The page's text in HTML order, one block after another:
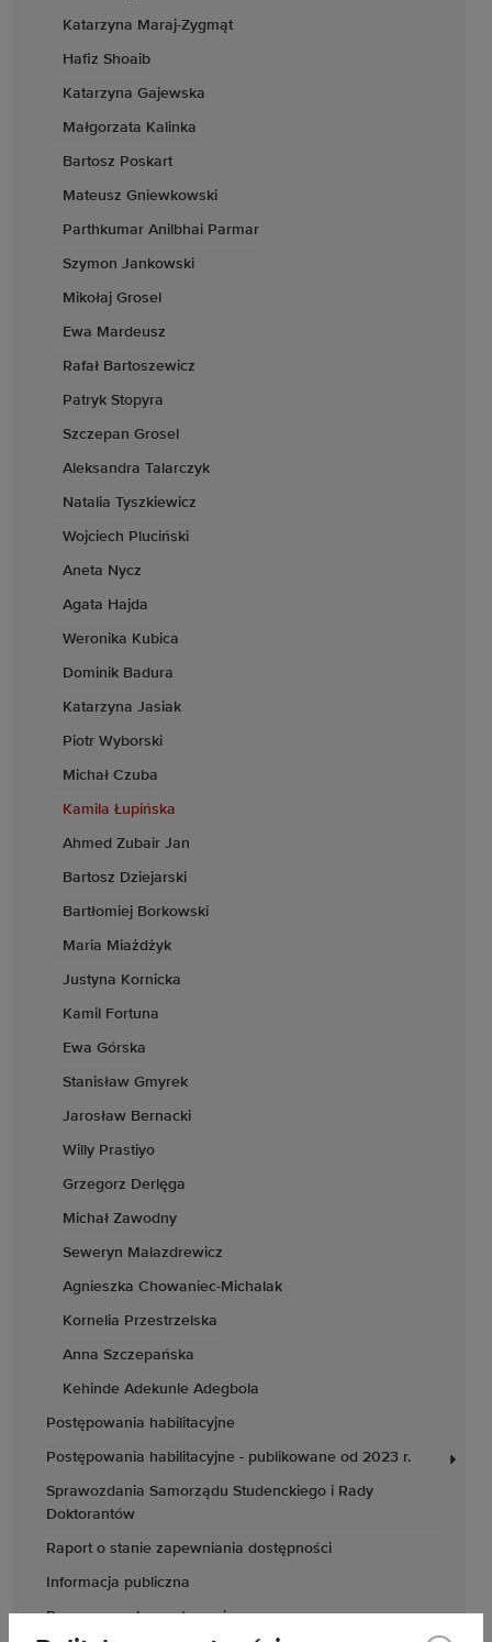
Katarzyna Maraj-Zygmąt
Hafiz Shoaib
Katarzyna Gajewska
Małgorzata Kalinka
Bartosz Poskart
Mateusz Gniewkowski
Parthkumar Anilbhai Parmar
Szymon Jankowski
Mikołaj Grosel
Ewa Mardeusz
Rafał Bartoszewicz
Patryk Stopyra
Szczepan Grosel
Aleksandra Talarczyk
Natalia Tyszkiewicz
Wojciech Pluciński
Aneta Nycz
Agata Hajda
Weronika Kubica
Dominik Badura
Katarzyna Jasiak
Piotr Wyborski
Michał Czuba
Kamila Łupińska
Ahmed Zubair Jan
Bartosz Dziejarski
Bartłomiej Borkowski
Maria Miażdżyk
Justyna Kornicka
Kamil Fortuna
Ewa Górska
Stanisław Gmyrek
Jarosław Bernacki
Willy Prastiyo
Grzegorz Derlęga
Michał Zawodny
Seweryn Malazdrewicz
Agnieszka Chowaniec-Michalak
Kornelia Przestrzelska
Anna Szczepańska
Kehinde Adekunle Adegbola
Postępowania habilitacyjne
Postępowania habilitacyjne - publikowane od 2023 r.
Sprawozdania Samorządu Studenckiego i Rady
Doktorantów
Raport o stanie zapewniania dostępności
Informacja publiczna
Ponowne wykorzystywanie